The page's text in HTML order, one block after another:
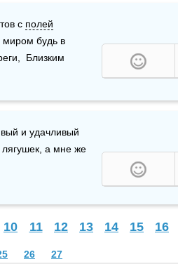
с полей
миром будь в
Близким
и удачливый
лягушек, а мне же
10 11 12 13 14 15 16
26 27